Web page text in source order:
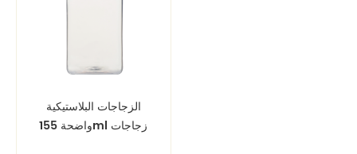
الزجاجات البلاستيكية
واضحة 155ml زجاجات